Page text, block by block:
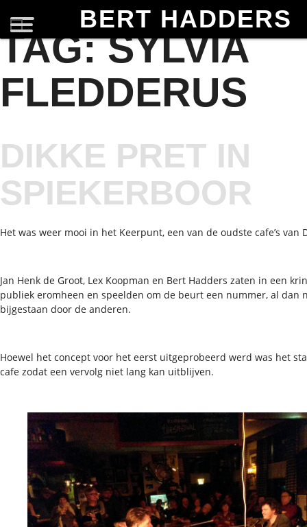
BERT HADDERS
TAG:SYLVIA
FLEDDERUS
DIKKE PRET IN
SPIEKERBOOR
Het was weer mooi in het Keerpunt, een van de oudste cafe’s van
Jan Henk de Groot, Lex Koopman en Bert Hadders zaten in een
publiek eromheen en speelden om de beurt een nummer, al dan
bijgestaan door de anderen.
Hoewel het concept voor het eerst uitgeprobeerd werd was het
cafe zodat een vervolg niet lang kan uitblijven.